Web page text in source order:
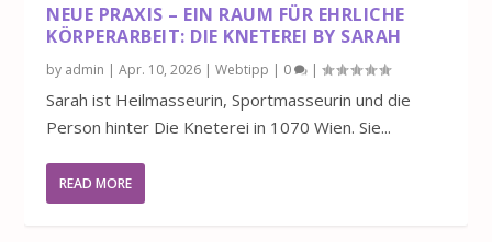
NEUE PRAXIS – EIN RAUM FÜR EHRLICHE
KÖRPERARBEIT: DIE KNETEREI BY SARAH
by admin |Apr. 10, 2026 |Webtipp | 0 |
Sarah ist Heilmasseurin, Sportmasseurin und die
Person hinter Die Kneterei in 1070 Wien. Sie...
READ MORE